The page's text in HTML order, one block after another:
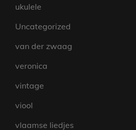
ukulele
Uncategorized
van der zwaag
veronica
vintage
viool
vlaamse liedjes